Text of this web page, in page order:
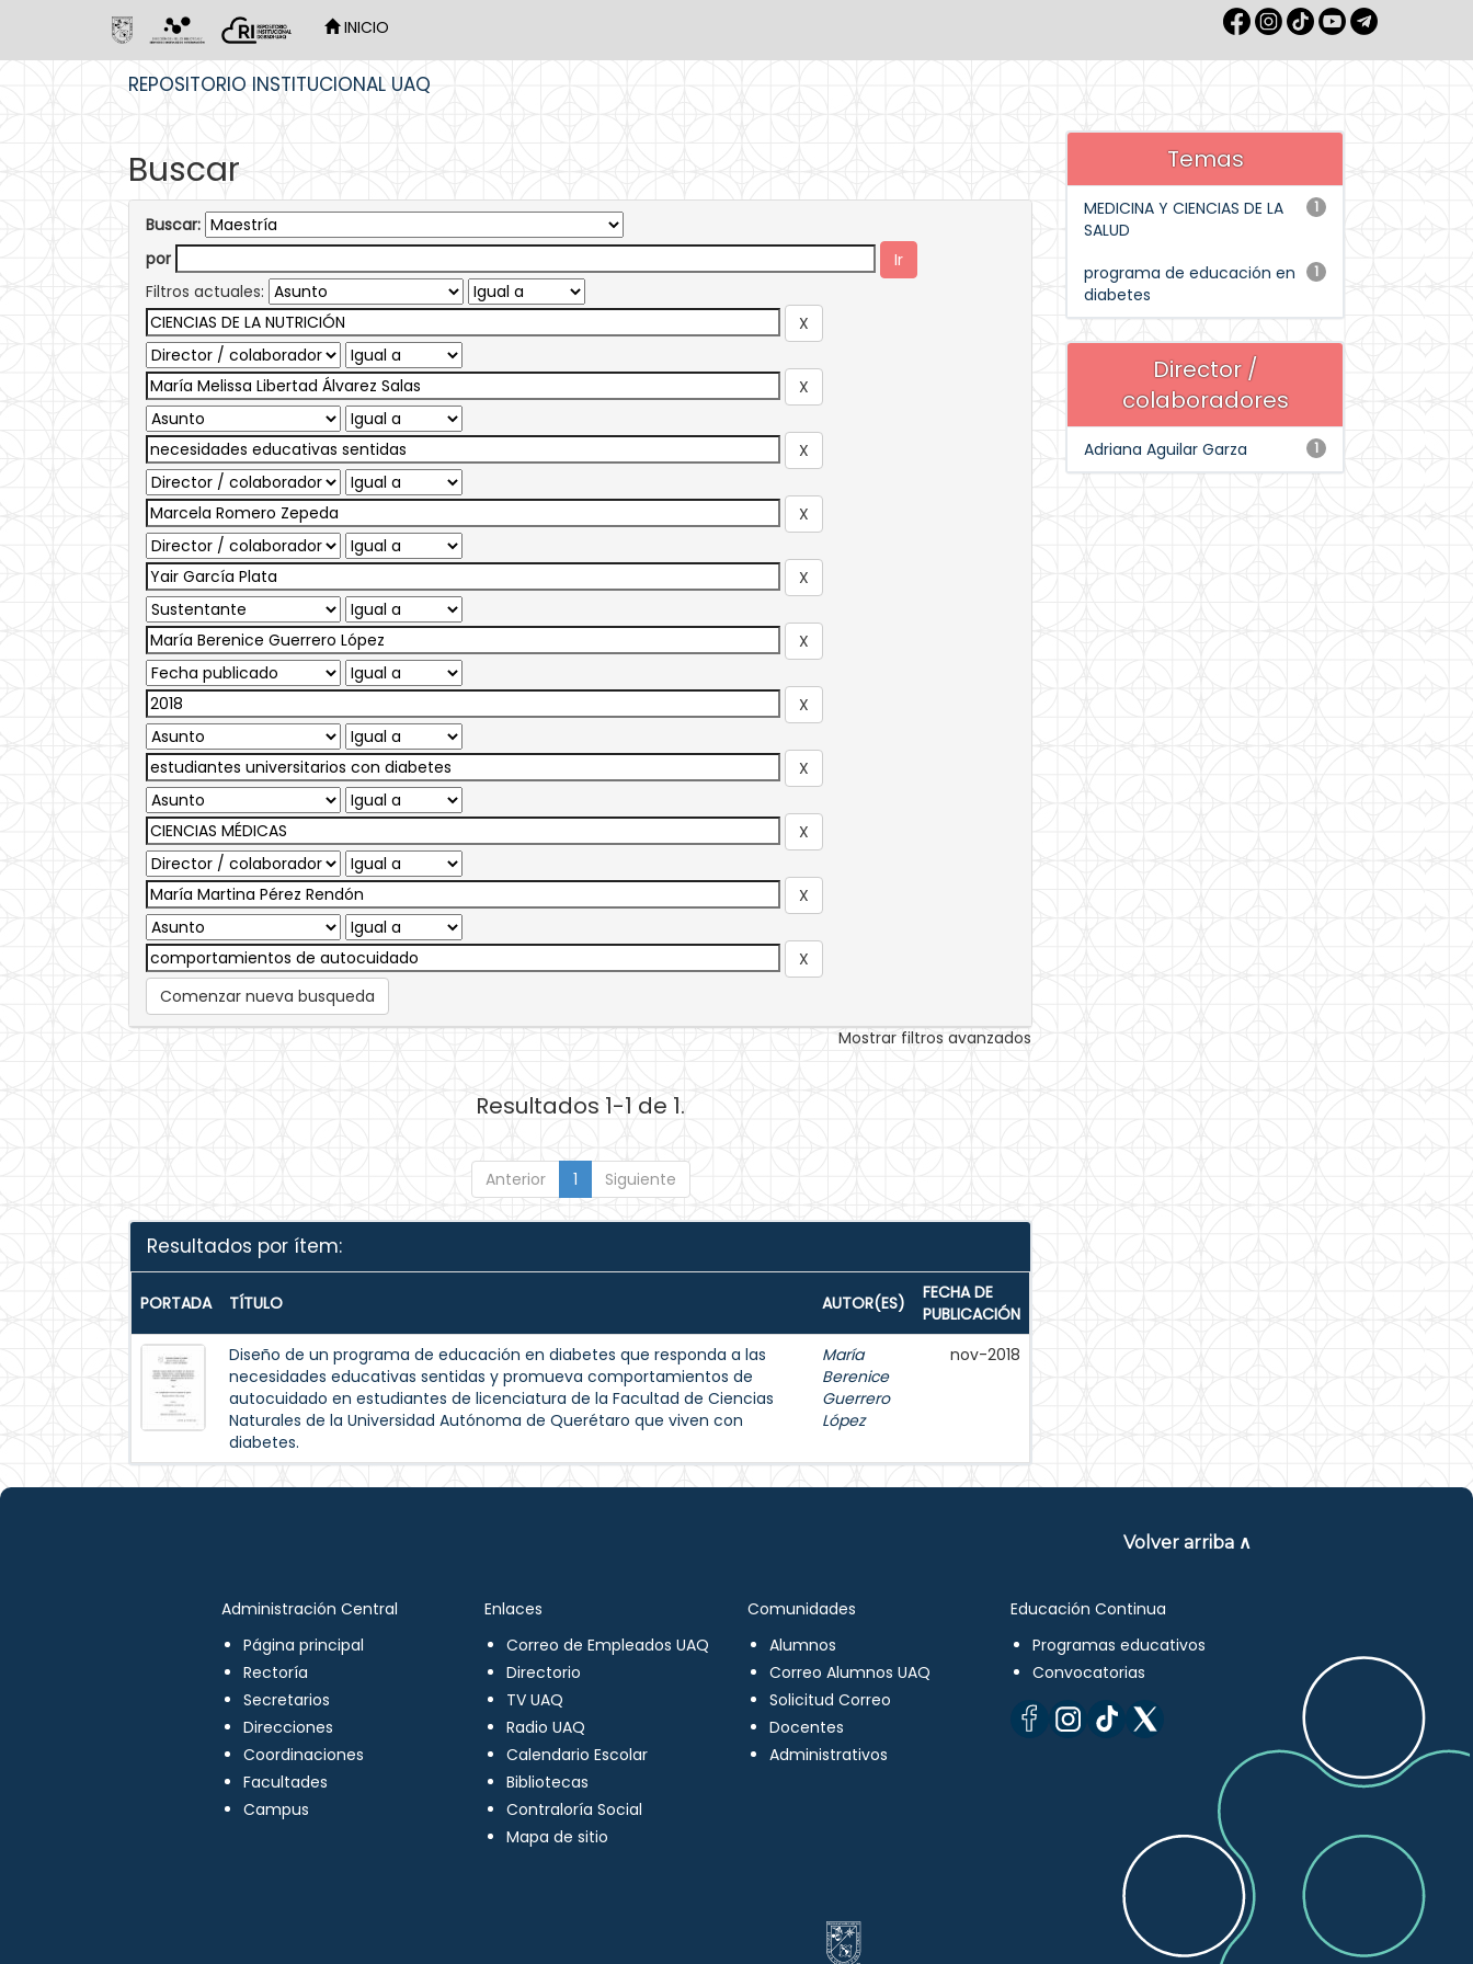
INICIO
REPOSITORIO INSTITUCIONAL UAQ
Buscar
Buscar:
por
Filtros actuales:
Comenzar nueva busqueda
Mostrar filtros avanzados
Resultados 1-1 de 1.
Anterior 1 Siguiente
Resultados por ítem:
PORTADA TÍTULO AUTOR(ES)
FECHA DE
PUBLICACIÓN
Diseño de un programa de educación en diabetes que responda a las
necesidades educativas sentidas y promueva comportamientos de
autocuidado en estudiantes de licenciatura de la Facultad de Ciencias
Naturales de la Universidad Autónoma de Querétaro que viven con
diabetes.
María
Berenice
Guerrero
López
nov-2018
Temas
1
MEDICINA Y CIENCIAS DE LA
SALUD
1
programa de educación en
diabetes
Director /
colaboradores
1
Adriana Aguilar Garza
Volver arriba ∧
Administración Central
Página principal
Rectoría
Secretarios
Direcciones
Coordinaciones
Facultades
Campus
Enlaces
Correo de Empleados UAQ
Directorio
TV UAQ
Radio UAQ
Calendario Escolar
Bibliotecas
Contraloría Social
Mapa de sitio
Comunidades
Alumnos
Correo Alumnos UAQ
Solicitud Correo
Docentes
Administrativos
Educación Continua
Programas educativos
Convocatorias